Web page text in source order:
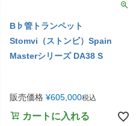
B♭管トランペット
Stomvi（ストンビ）Spain
Masterシリーズ DA38 S
販売価格 ¥605,000税込
カートに入れる